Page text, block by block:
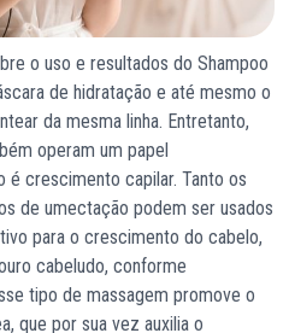
o uso e resultados do Shampoo
de hidratação e até mesmo o
da mesma linha. Entretanto,
operam um papel
é crescimento capilar. Tanto os
de umectação podem ser usados
para o crescimento do cabelo,
cabeludo, conforme
tipo de massagem promove o
que por sua vez auxilia o